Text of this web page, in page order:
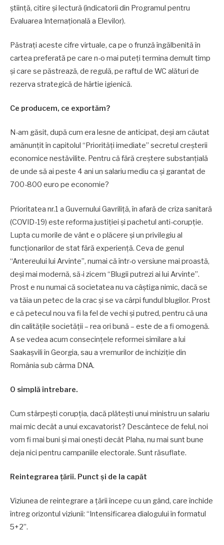
știință, citire și lectură (indicatorii din Programul pentru
Evaluarea Internațională a Elevilor).
Păstrați aceste cifre virtuale, ca pe o frunză îngălbenită în
cartea preferată pe care n-o mai puteți termina demult timp
și care se păstrează, de regulă, pe raftul de WC alături de
rezerva strategică de hârtie igienică.
Ce producem, ce exportăm?
N-am găsit, după cum era lesne de anticipat, deși am căutat
amănunțit în capitolul “Priorități imediate” secretul creșterii
economice nestăvilite. Pentru că fără creștere substanțială
de unde să ai peste 4 ani un salariu mediu ca și garantat de
700-800 euro pe economie?
Prioritatea nr.1 a Guvernului Gavriliță, în afară de criza sanitară
(COVID-19) este reforma justiției și pachetul anti-corupție.
Lupta cu morile de vânt e o plăcere și un privilegiu al
funcționarilor de stat fără experiență. Ceva de genul
“Antereului lui Arvinte”, numai că într-o versiune mai proastă,
deși mai modernă, să-i zicem “Blugii putrezi ai lui Arvinte”.
Prost e nu numai că societatea nu va câștiga nimic, dacă se
va tăia un petec de la crac și se va cârpi fundul blugilor. Prost
e că petecul nou va fi la fel de vechi și putred, pentru că una
din calitățile societății – rea ori bună – este de a fi omogenă.
A se vedea acum consecințele reformei similare a lui
Saakașvili în Georgia, sau a vremurilor de inchiziție din
România sub cârma DNA.
O simplă întrebare.
Cum stârpești corupția, dacă plătești unui ministru un salariu
mai mic decât a unui excavatorist? Descântece de felul, noi
vom fi mai buni și mai onești decât Plaha, nu mai sunt bune
deja nici pentru campaniile electorale. Sunt răsuflate.
Reintegrarea țării. Punct și de la capăt
Viziunea de reintegrare a țării începe cu un gând, care închide
întreg orizontul viziunii: “Intensificarea dialogului în formatul
5+2”.